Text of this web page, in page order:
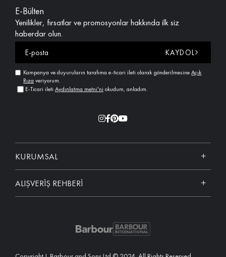
E-Bülten
Yenilikler, fırsatlar ve promosyonlar hakkında ilk siz
haberdar olun.
KAYDOL
Kampanya ve duyuruların tarafıma e-ticari ileti olarak gönderilmesineAçık
Rıza veriyorum.
E-Ticari ileti Aydınlatma metni'ni okudum, anladım.
KURUMSAL
ALIŞVERİŞ REHBERİ